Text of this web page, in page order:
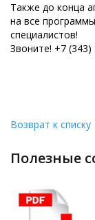
Также до конца
на все
специалистов!
Звоните! +7
Возврат к списку
полезные